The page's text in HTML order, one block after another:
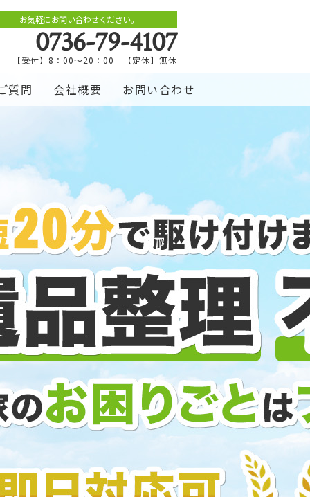
お気軽にお問い合わせください。
0736-79-4107
【受付】8：00～20：00 【定休】無休
質問 会社概要 お問い合わせ